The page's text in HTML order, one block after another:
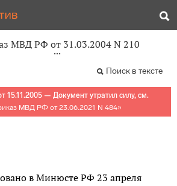
МВД РФ от 31.03.2004 N 210
Поиск в тексте
15.11.2005 — Документ утратил силу, см.
МВД РФ от 23.06.2021 N 484»
в Минюсте РФ 23 апреля